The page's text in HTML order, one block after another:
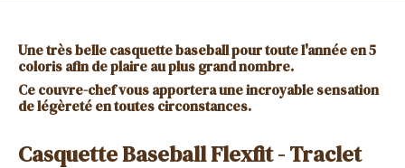
Une très bellecasquette baseballpour toute l'année en 5
coloris afin de plaire au plus grand nombre.
Ce couvre-chef vous apportera une incroyablesensation
de légèreté en toutes circonstances.
Casquette Baseball Flexfit - Traclet